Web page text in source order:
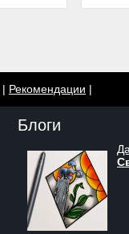
| Рекомендации |
Блоги